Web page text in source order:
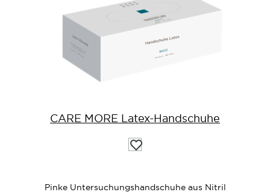
CARE MORE Latex-Handschuhe
Auf
die
Pinke Untersuchungshandschuhe aus Nitril